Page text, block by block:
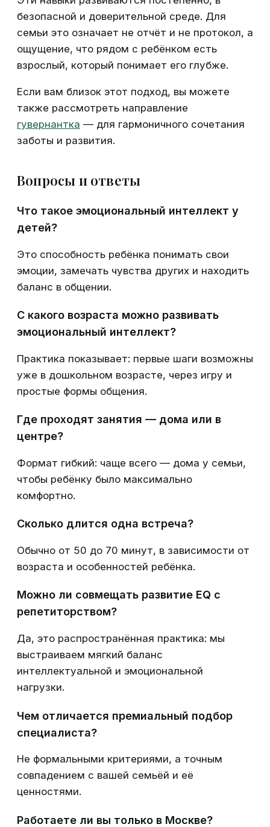
безопасной и доверительной среде. Для
семьи это означает не отчёт и не протокол, а
ощущение, что рядом с ребёнком есть
взрослый, который понимает его глубже.
Если вам близок этот подход, вы можете
также рассмотреть направление
гувернантка — для гармоничного сочетания
заботы и развития.
Вопросы и ответы
Что такое эмоциональный интеллект у
детей?
Это способность ребёнка понимать свои
эмоции, замечать чувства других и находить
баланс в общении.
С какого возраста можно развивать
эмоциональный интеллект?
Практика показывает: первые шаги возможны
уже в дошкольном возрасте, через игру и
простые формы общения.
Где проходят занятия — дома или в
центре?
Формат гибкий: чаще всего — дома у семьи,
чтобы ребёнку было максимально
комфортно.
Сколько длится одна встреча?
Обычно от 50 до 70 минут, в зависимости от
возраста и особенностей ребёнка.
Можно ли совмещать развитие EQ с
репетиторством?
Да, это распространённая практика: мы
выстраиваем мягкий баланс
интеллектуальной и эмоциональной
нагрузки.
Чем отличается премиальный подбор
специалиста?
Не формальными критериями, а точным
совпадением с вашей семьёй и её
ценностями.
Работаете ли вы только в Москве?